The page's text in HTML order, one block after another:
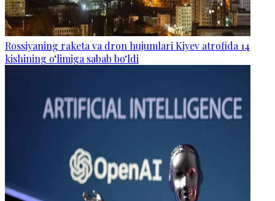
Rossiyaning raketa va dron hujumlari Kiyev atrofida 14
kishining o‘limiga sabab bo‘ldi